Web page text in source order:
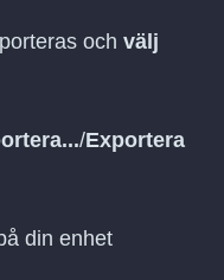
och välj
/Exportera
din enhet